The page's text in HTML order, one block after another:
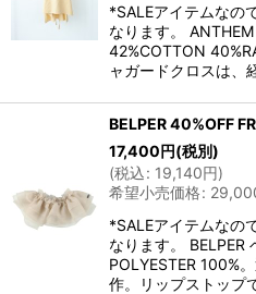
*SALEアイテムなの
なります。
42%COTTON
ャガードクロスは、
BELPER 40%OFF
17,400円(税別)
(税込: 19,140円)
希望小売価格:
*SALEアイテムなの
なります。 BELPER
POLYESTER 100%
作。リップストップ